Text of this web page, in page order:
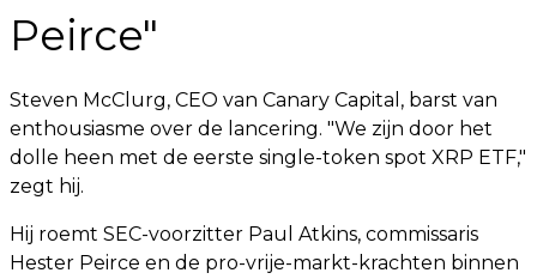
Peirce"
Steven McClurg, CEO van Canary Capital, barst van
enthousiasme over de lancering. "We zijn door het
dolle heen met de eerste single-token spot XRP ETF,"
zegt hij.
Hij roemt SEC-voorzitter Paul Atkins, commissaris
Hester Peirce en de pro-vrije-markt-krachten binnen